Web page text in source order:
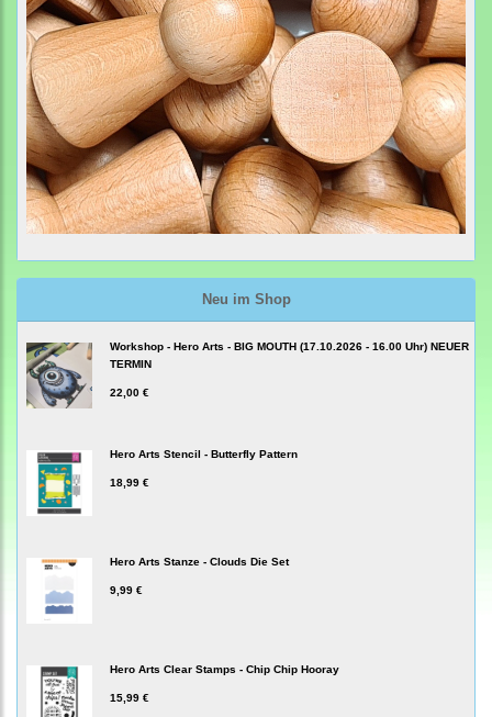
Neu im Shop
Workshop - Hero Arts - BIG MOUTH (17.10.2026 - 16.00 Uhr) NEUER
TERMIN
22,00 €
Hero Arts Stencil - Butterfly Pattern
18,99 €
Hero Arts Stanze - Clouds Die Set
9,99 €
Hero Arts Clear Stamps - Chip Chip Hooray
15,99 €